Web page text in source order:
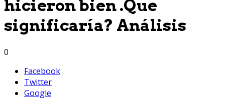
hicieron bien .Que
significaría? Análisis
0
Facebook
Twitter
Google